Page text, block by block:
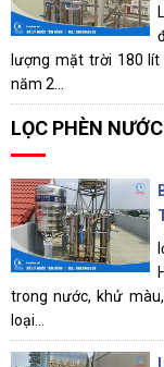
lượng mặt trời 180
năm 2...
LỌC PHÈN
trong nước, khử
loại...